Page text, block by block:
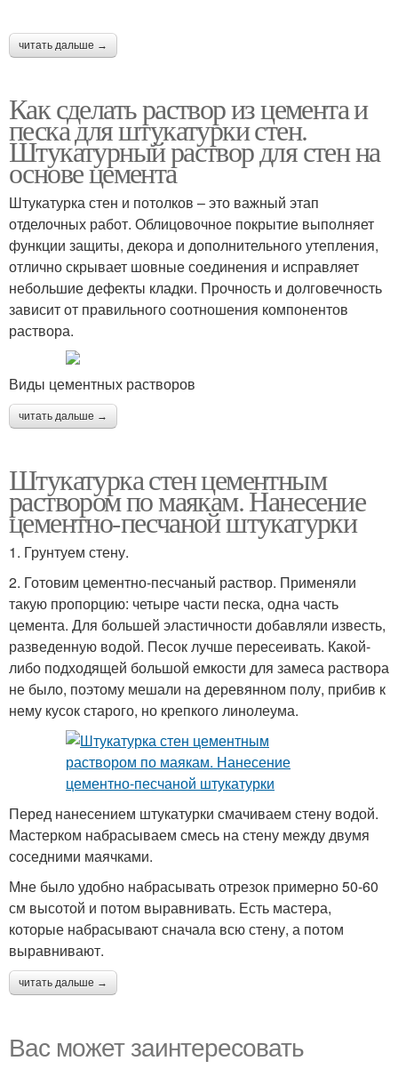
читать дальше →
Как сделать раствор из цемента и
песка для штукатурки стен.
Штукатурный раствор для стен на
основе цемента
Штукатурка стен и потолков – это важный этап
отделочных работ. Облицовочное покрытие выполняет
функции защиты, декора и дополнительного утепления,
отлично скрывает шовные соединения и исправляет
небольшие дефекты кладки. Прочность и долговечность
зависит от правильного соотношения компонентов
раствора.
Виды цементных растворов
читать дальше →
Штукатурка стен цементным
раствором по маякам. Нанесение
цементно-песчаной штукатурки
1. Грунтуем стену.
2. Готовим цементно-песчаный раствор. Применяли
такую пропорцию: четыре части песка, одна часть
цемента. Для большей эластичности добавляли известь,
разведенную водой. Песок лучше пересеивать. Какой-
либо подходящей большой емкости для замеса раствора
не было, поэтому мешали на деревянном полу, прибив к
нему кусок старого, но крепкого линолеума.
Перед нанесением штукатурки смачиваем стену водой.
Мастерком набрасываем смесь на стену между двумя
соседними маячками.
Мне было удобно набрасывать отрезок примерно 50-60
см высотой и потом выравнивать. Есть мастера,
которые набрасывают сначала всю стену, а потом
выравнивают.
читать дальше →
Вас может заинтересовать